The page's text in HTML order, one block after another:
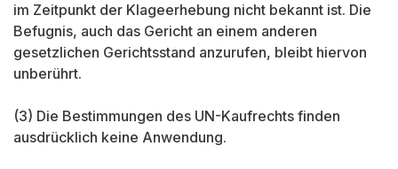
im Zeitpunkt der Klageerhebung nicht bekannt ist. Die
Befugnis, auch das Gericht an einem anderen
gesetzlichen Gerichtsstand anzurufen, bleibt hiervon
unberührt.
(3) Die Bestimmungen des UN-Kaufrechts finden
ausdrücklich keine Anwendung.